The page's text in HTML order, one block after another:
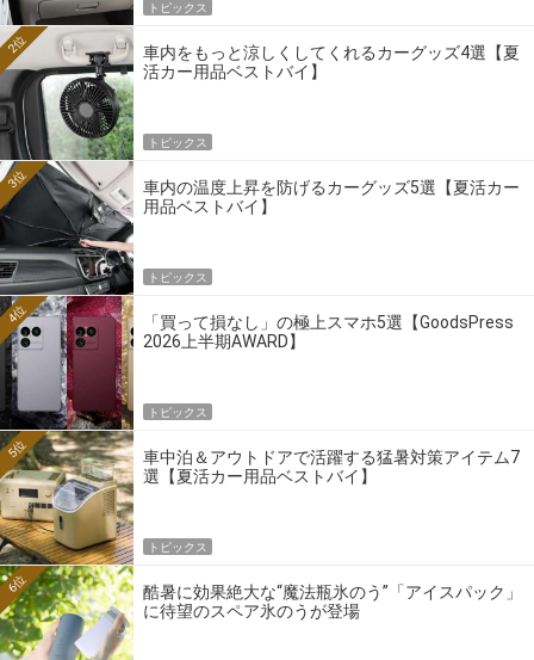
トピックス
車内をもっと涼しくしてくれるカーグッズ4選【夏
活カー用品ベストバイ】
2位
トピックス
車内の温度上昇を防げるカーグッズ5選【夏活カー
用品ベストバイ】
3位
トピックス
「買って損なし」の極上スマホ5選【GoodsPress
2026上半期AWARD】
4位
トピックス
車中泊＆アウトドアで活躍する猛暑対策アイテム7
選【夏活カー用品ベストバイ】
5位
トピックス
酷暑に効果絶大な“魔法瓶氷のう”「アイスパック」
に待望のスペア氷のうが登場
6位